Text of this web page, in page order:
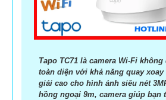
Tapo TC71 là camera Wi-Fi
toàn diện với khả năng quay xoay
giải cao cho hình ảnh siêu nét
hồng ngoại 9m, camera giúp bạn